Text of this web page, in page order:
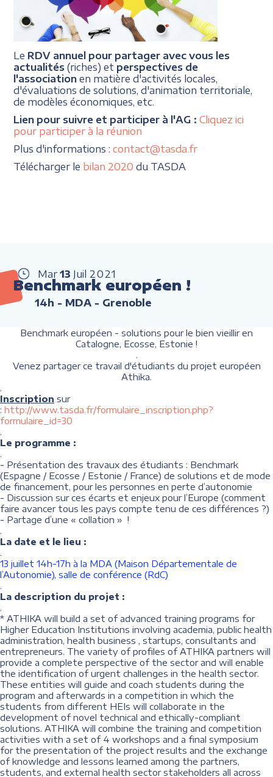
Le RDV annuel pour partager avec vous les
actualités (riches) et perspectives de
l'association en matière d'activités locales,
d'évaluations de solutions, d'animation territoriale,
de modèles économiques, etc.
Lien pour suivre et participer à l'AG :Cliquez ici
pour participer à la réunion
Plus d'informations :contact@tasda.fr
Télécharger le bilan 2020 du TASDA
Mar 13 Juil 2021
Benchmark européen !
14h - MDA - Grenoble
Benchmark européen - solutions pour le bien vieillir en
Catalogne, Ecosse, Estonie !
.
Venez partager ce travail d'étudiants du projet européen
Athika.
.
Inscription sur
: http://www.tasda.fr/formulaire_inscription.php?
formulaire_id=30
.
Le programme :
.
- Présentation des travaux des étudiants : Benchmark
(Espagne / Ecosse / Estonie / France) de solutions et de mode
de financement, pour les personnes en perte d’autonomie
- Discussion sur ces écarts et enjeux pour l’Europe (comment
faire avancer tous les pays compte tenu de ces différences ?)
- Partage d’une « collation » !
.
La date et le lieu :
.
13 juillet 14h-17h à la MDA (Maison Départementale de
l’Autonomie), salle de conférence (RdC)
.
La description du projet :
.
* ATHIKA will build a set of advanced training programs for
Higher Education Institutions involving academia, public health
administration, health business , startups, consultants and
entrepreneurs. The variety of profiles of ATHIKA partners will
provide a complete perspective of the sector and will enable
the identification of urgent challenges in the health sector.
These entities will guide and coach students during the
program and afterwards in a competition in which the
students from different HEIs will collaborate in the
development of novel technical and ethically-compliant
solutions. ATHIKA will combine the training and competition
activities with a set of 4 workshops and a final symposium
for the presentation of the project results and the exchange
of knowledge and lessons learned among the partners,
students, and external health sector stakeholders all across